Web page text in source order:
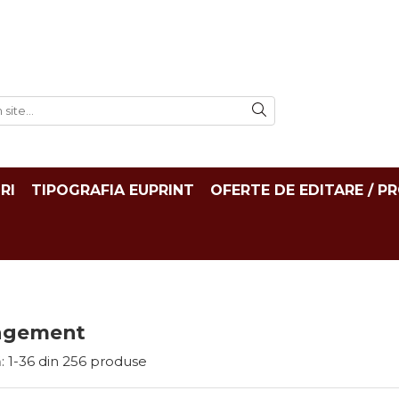
TIPOGRAFIA EUPRINT OFERTE DE EDITARE /
1-36 din 256 produse